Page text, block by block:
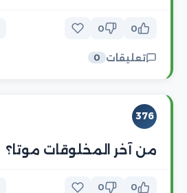
0
0
تعليقات 0
376
من آخر المخلوقات موتا؟
0
0